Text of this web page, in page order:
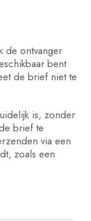
de ontvanger
bent
de brief niet te
is, zonder
brief te
via een
zoals een